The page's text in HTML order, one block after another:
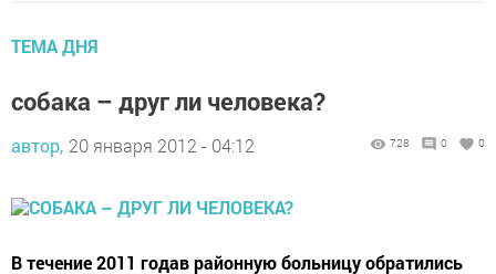
ТЕМА ДНЯ
собака – друг ли человека?
автор, 20 января 2012 - 04:12 728 0 0
В течение 2011 годав районную больницу обратились